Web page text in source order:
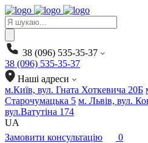
Products
search
38 (096) 535-35-37
38 (096) 535-35-37
Наші адреси
м.Київ, вул. Гната Хоткевича 20Б
Старочумацька 5 м. Львів, вул.
вул.Ватутіна 174
UA
Замовити консультацію
0